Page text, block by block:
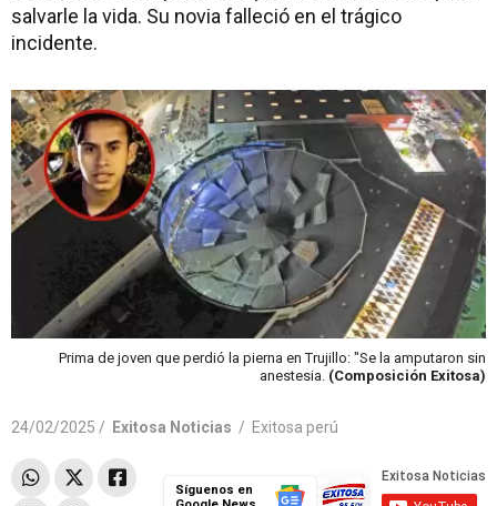
salvarle la vida. Su novia falleció en el trágico
incidente.
Prima de joven que perdió la pierna en Trujillo: "Se la amputaron sin
anestesia. (Composición Exitosa)
24/02/2025 / Exitosa Noticias / Exitosa perú
Síguenos en